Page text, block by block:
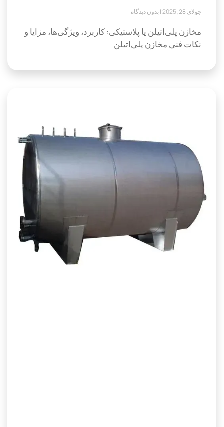
جولای 28, 2025 بدون دیدگاه
مخازن پلی‌اتیلن یا پلاستیکی: کاربرد، ویژگی‌ها، مزایا و
نکات فنی مخازن پلی‌اتیلن